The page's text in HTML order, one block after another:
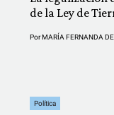
de la Ley de
PorMARÍA FERNANDA
Política